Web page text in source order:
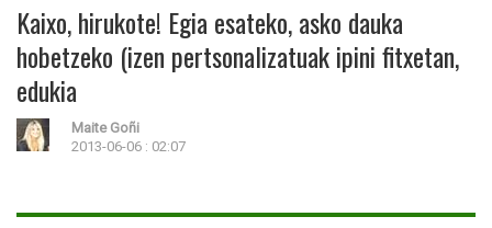
Kaixo, hirukote! Egia esateko, asko dauka
hobetzeko (izen pertsonalizatuak ipini fitxetan,
edukia
Maite Goñi
2013-06-06 : 02:07